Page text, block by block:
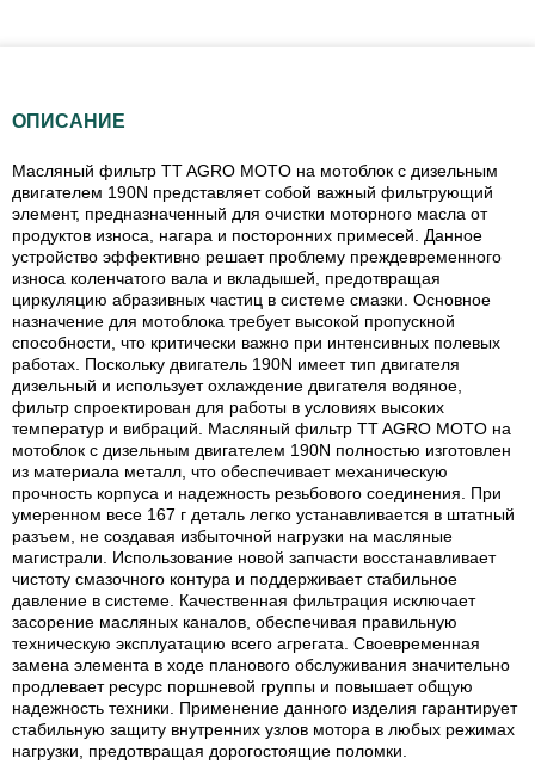
ОПИСАНИЕ
Масляный фильтр TT AGRO MOTO на мотоблок с дизельным
двигателем 190N представляет собой важный фильтрующий
элемент, предназначенный для очистки моторного масла от
продуктов износа, нагара и посторонних примесей. Данное
устройство эффективно решает проблему преждевременного
износа коленчатого вала и вкладышей, предотвращая
циркуляцию абразивных частиц в системе смазки. Основное
назначение для мотоблока требует высокой пропускной
способности, что критически важно при интенсивных полевых
работах. Поскольку двигатель 190N имеет тип двигателя
дизельный и использует охлаждение двигателя водяное,
фильтр спроектирован для работы в условиях высоких
температур и вибраций. Масляный фильтр TT AGRO MOTO на
мотоблок с дизельным двигателем 190N полностью изготовлен
из материала металл, что обеспечивает механическую
прочность корпуса и надежность резьбового соединения. При
умеренном весе 167 г деталь легко устанавливается в штатный
разъем, не создавая избыточной нагрузки на масляные
магистрали. Использование новой запчасти восстанавливает
чистоту смазочного контура и поддерживает стабильное
давление в системе. Качественная фильтрация исключает
засорение масляных каналов, обеспечивая правильную
техническую эксплуатацию всего агрегата. Своевременная
замена элемента в ходе планового обслуживания значительно
продлевает ресурс поршневой группы и повышает общую
надежность техники. Применение данного изделия гарантирует
стабильную защиту внутренних узлов мотора в любых режимах
нагрузки, предотвращая дорогостоящие поломки.